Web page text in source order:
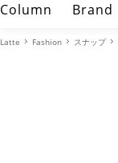
Column Brand
Latte Fashion スナップ